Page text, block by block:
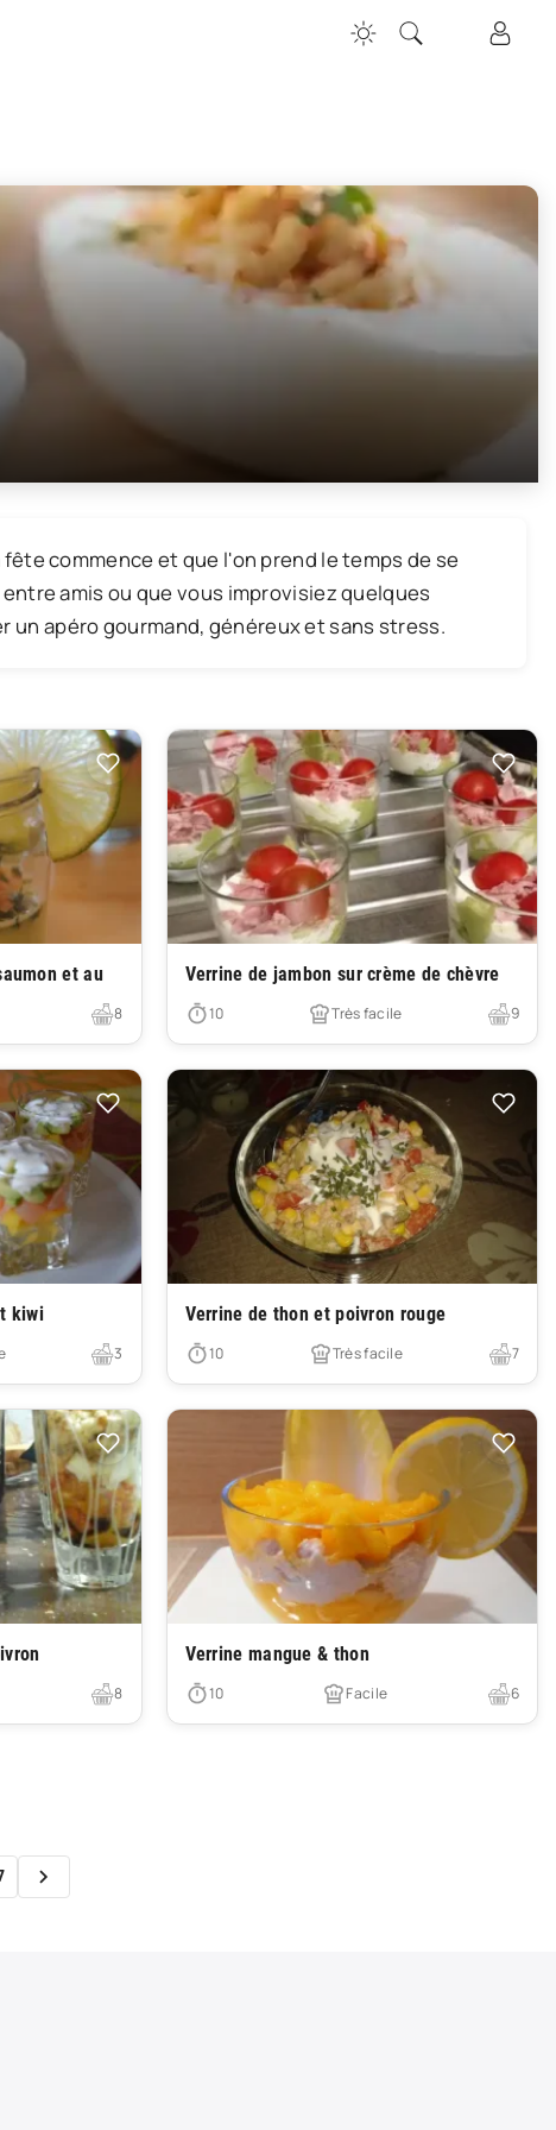
amis ou que vous improvisiez quelques
apéro gourmand, généreux et sans stress.
et au
8
Très facile
Verrine de jambon sur crème de chèvre
10 Très facile 9
kiwi
3
Très facile
Verrine de thon et poivron rouge
10 Très facile 7
8
Très facile
Verrine mangue & thon
10 Facile 6